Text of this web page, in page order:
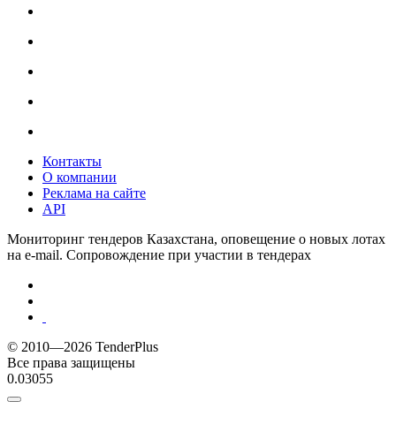
Контакты
О компании
Реклама на сайте
API
Мониторинг тендеров Казахстана, оповещение о новых лотах
на e-mail. Сопровождение при участии в тендерах
© 2010—2026 TenderPlus
Все права защищены
0.03055